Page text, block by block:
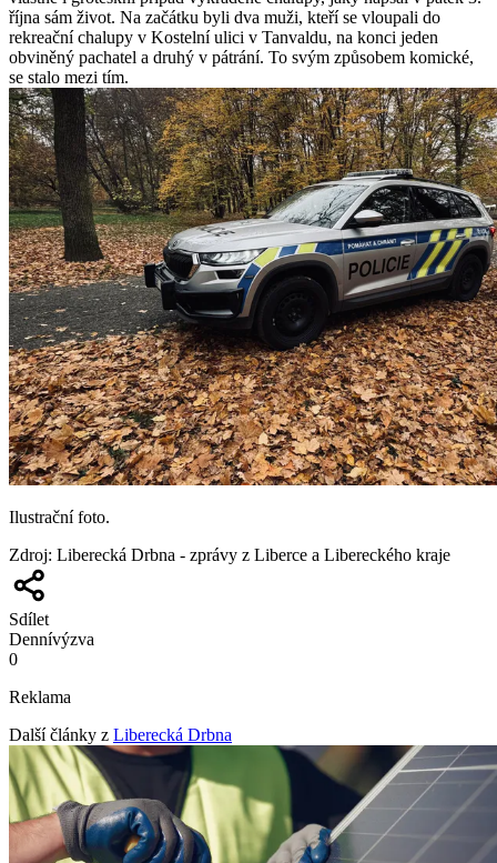
října sám život. Na začátku byli dva muži, kteří se vloupali do
rekreační chalupy v Kostelní ulici v Tanvaldu, na konci jeden
obviněný pachatel a druhý v pátrání. To svým způsobem komické,
se stalo mezi tím.
Ilustrační foto.
Zdroj: Liberecká Drbna - zprávy z Liberce a Libereckého kraje
Sdílet
Dennívýzva
0
Reklama
Další články z Liberecká Drbna